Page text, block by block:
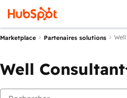
Marketplace Partenaires solutions
Well Consultant